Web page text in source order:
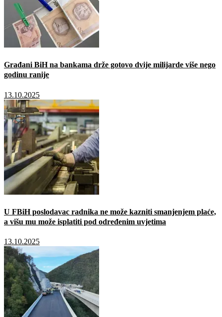
Građani BiH na bankama drže gotovo dvije milijarde više nego
godinu ranije
13.10.2025
U FBiH poslodavac radnika ne može kazniti smanjenjem plaće,
a višu mu može isplatiti pod određenim uvjetima
13.10.2025